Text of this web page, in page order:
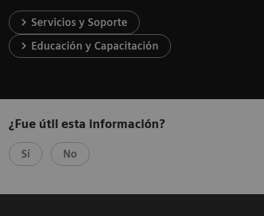
Servicios y Soporte
Educación y Capacitación
¿Fue útil esta información?
Sí No